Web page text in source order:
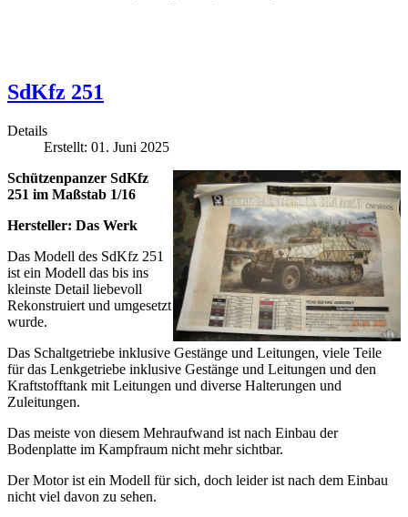
SdKfz 251
Details
Erstellt: 01. Juni 2025
Schützenpanzer SdKfz
251 im Maßstab 1/16
Hersteller: Das Werk
Das Modell des SdKfz 251
ist ein Modell das bis ins
kleinste Detail liebevoll
Rekonstruiert und umgesetzt
wurde.
Das Schaltgetriebe inklusive Gestänge und Leitungen, viele Teile
für das Lenkgetriebe inklusive Gestänge und Leitungen und den
Kraftstofftank mit Leitungen und diverse Halterungen und
Zuleitungen.
Das meiste von diesem Mehraufwand ist nach Einbau der
Bodenplatte im Kampfraum nicht mehr sichtbar.
Der Motor ist ein Modell für sich, doch leider ist nach dem Einbau
nicht viel davon zu sehen.